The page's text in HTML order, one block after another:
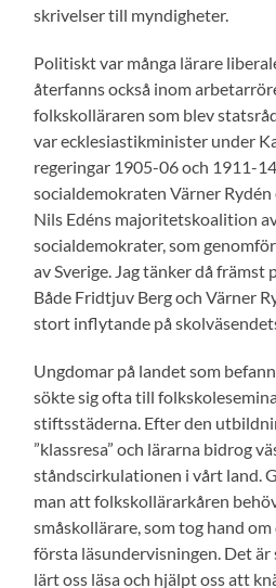
skrivelser till myndigheter.
Politiskt var många lärare
återfanns också inom
folkskolläraren som blev
var ecklesiastikminister under
regeringar 1905-06 och 1911-
socialdemokraten Värner
Nils Edéns majoritetskoalition
socialdemokrater, som
av Sverige. Jag tänker då främst
Både Fridtjuv Berg och Värner
stort inflytande på
Ungdomar på landet som
sökte sig ofta till
stiftsstäderna. Efter den
”klassresa” och lärarna bidrog
ståndscirkulationen i vårt land.
man att folkskollärarkåren
småskollärare, som tog hand
första läsundervisningen. Det är
lärt oss läsa och hjälpt oss att